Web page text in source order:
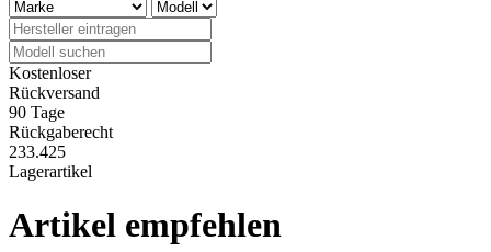
Kostenloser
Rückversand
90 Tage
Rückgaberecht
233.425
Lagerartikel
Artikel empfehlen